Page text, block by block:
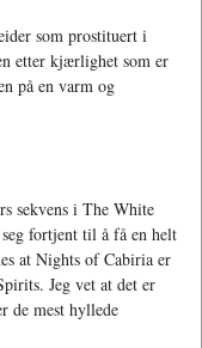
som prostituert i
etter kjærlighet som er
på en varm og
sekvens i The White
fortjent til å få en helt
at Nights of Cabiria er
Jeg vet at det er
de mest hyllede